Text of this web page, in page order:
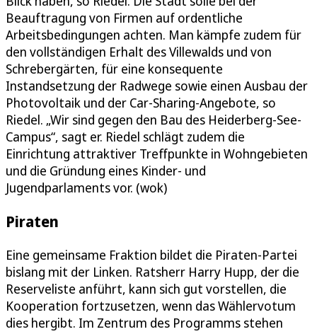
Beauftragung von Firmen auf ordentliche
Arbeitsbedingungen achten. Man kämpfe zudem für
den vollständigen Erhalt des Villewalds und von
Schrebergärten, für eine konsequente
Instandsetzung der Radwege sowie einen Ausbau der
Photovoltaik und der Car-Sharing-Angebote, so
Riedel. „Wir sind gegen den Bau des Heiderberg-See-
Campus“, sagt er. Riedel schlägt zudem die
Einrichtung attraktiver Treffpunkte in Wohngebieten
und die Gründung eines Kinder- und
Jugendparlaments vor. (wok)
Piraten
Eine gemeinsame Fraktion bildet die Piraten-Partei
bislang mit der Linken. Ratsherr Harry Hupp, der die
Reserveliste anführt, kann sich gut vorstellen, die
Kooperation fortzusetzen, wenn das Wählervotum
dies hergibt. Im Zentrum des Programms stehen